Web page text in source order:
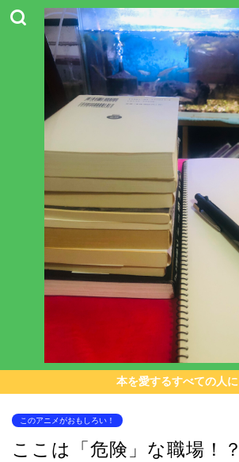
本を愛するすべての人に
このアニメがおもしろい！
ここは「危険」な職場！？